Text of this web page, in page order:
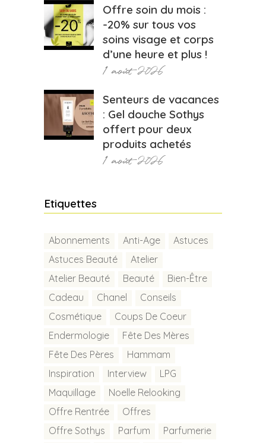
Offre soin du mois :
-20% sur tous vos
soins visage et corps
d’une heure et plus !
1 août 2026
Senteurs de vacances
: Gel douche Sothys
offert pour deux
produits achetés
1 août 2026
Etiquettes
Abonnements Anti-Age
Astuces
Astuces Beauté
Atelier
Atelier Beauté
Beauté
Bien-Être
Cadeau
Chanel
Conseils
Cosmétique
Coups De Coeur
Endermologie
Fête Des Mères
Fête Des Pères
Hammam
Inspiration
Interview
LPG
Maquillage
Noelle Relooking
Offre Rentrée
Offres
Offre Sothys
Parfum
Parfumerie